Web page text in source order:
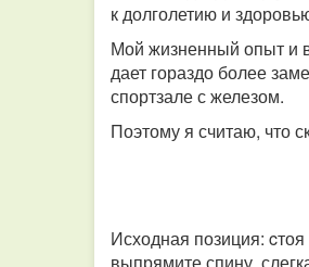
к долголетию и
Мой жизненный опыт и
дает гораздо более
спортзале с железом.
Поэтому я считаю, что
Исходная позиция: